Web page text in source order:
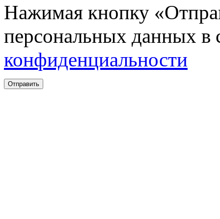
Нажимая кнопку
персональных данных в
конфиденциальности
Отправить